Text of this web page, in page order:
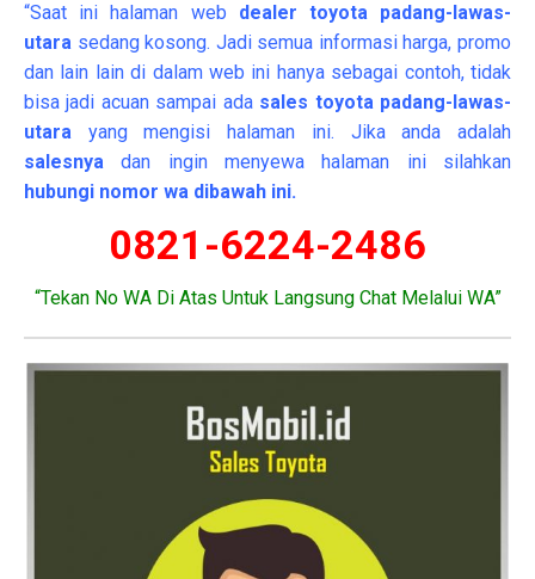
“Saat ini halaman web dealer toyota padang-lawas-
utara sedang kosong. Jadi semua informasi harga, promo
dan lain lain di dalam web ini hanya sebagai contoh, tidak
bisa jadi acuan sampai ada sales toyota padang-lawas-
utara yang mengisi halaman ini. Jika anda adalah
salesnya dan ingin menyewa halaman ini silahkan
hubungi nomor wa dibawah ini.
0821-6224-2486
“Tekan No WA Di Atas Untuk Langsung Chat Melalui WA”